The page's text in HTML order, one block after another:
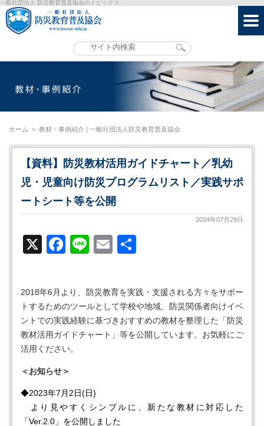
一般社団法人 防災教育普及協会のトピックス
ホーム > 教材・事例紹介 | 一般社団法人防災教育普及協会
【資料】防災教材活用ガイドチャート／乳幼
児・児童向け防災プログラムリスト／実践サポ
ートシート等を公開
2024年07月29日
X Facebook
LineEmail
2018年6月より、防災教育を実践・支援される方々をサポー
トするためのツールとして学校や地域、防災関係者向けイベ
ントでの実践経験に基づきおすすめの教材を整理した「防災
教材活用ガイドチャート」等を公開しています。お気軽にご
活用ください。
＜お知らせ＞
◆2023年7月2日(日)
より見やすくシンプルに、新たな教材に対応した
「Ver.2.0」を公開しました